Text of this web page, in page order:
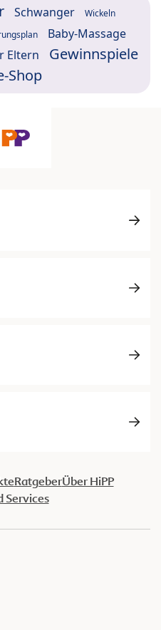
Schwanger Wickeln
Baby-Massage
Eltern
Gewinnspiele
Shop
RatgeberÜber HiPP
Services